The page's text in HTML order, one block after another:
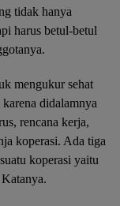
tidak hanya
harus betul-betul
mengukur sehat
didalamnya
rencana kerja,
koperasi. Ada tiga
koperasi yaitu